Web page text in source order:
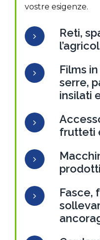
vostre esigenze.
Reti,
Films
serre,
insilati
frutteti
Fasce,